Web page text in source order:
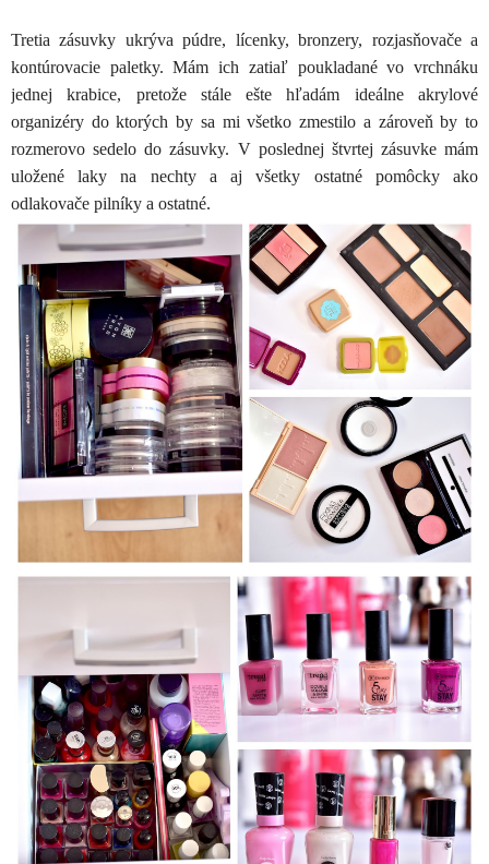
Tretia zásuvky ukrýva púdre, lícenky, bronzery, rozjasňovače a
kontúrovacie paletky. Mám ich zatiaľ poukladané vo vrchnáku
jednej krabice, pretože stále ešte hľadám ideálne akrylové
organizéry do ktorých by sa mi všetko zmestilo a zároveň by to
rozmerovo sedelo do zásuvky. V poslednej štvrtej zásuvke mám
uložené laky na nechty a aj všetky ostatné pomôcky ako
odlakovače pilníky a ostatné.